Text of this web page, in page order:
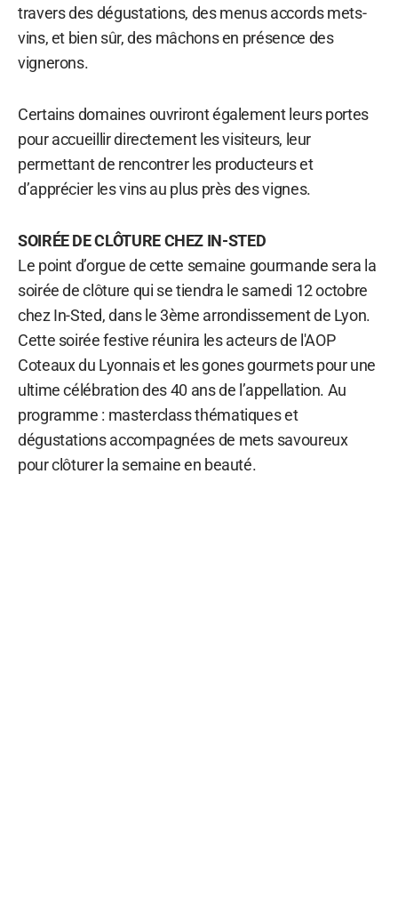
travers des dégustations, des menus accords mets-
vins, et bien sûr, des mâchons en présence des
vignerons.
Certains domaines ouvriront également leurs portes
pour accueillir directement les visiteurs, leur
permettant de rencontrer les producteurs et
d’apprécier les vins au plus près des vignes.
SOIRÉE DE CLÔTURE CHEZ IN-STED
Le point d’orgue de cette semaine gourmande sera la
soirée de clôture qui se tiendra le samedi 12 octobre
chez In-Sted, dans le 3ème arrondissement de Lyon.
Cette soirée festive réunira les acteurs de l'AOP
Coteaux du Lyonnais et les gones gourmets pour une
ultime célébration des 40 ans de l’appellation. Au
programme : masterclass thématiques et
dégustations accompagnées de mets savoureux
pour clôturer la semaine en beauté.